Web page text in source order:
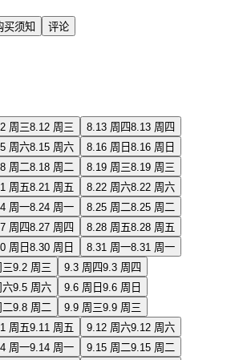
买须知 评论
周三8.12 周三 8.13 周四8.13 周四
周六8.15 周六 8.16 周日 8.16 周日
周二8.18 周二 8.19 周三8.19 周三
周五8.21 周五 8.22 周六8.22 周六
周一8.24 周一 8.25 周二8.25 周二
周四8.27 周四 8.28 周五8.28 周五
周日 8.30 周日 8.31 周一8.31 周一
9.2 周三 9.3 周四9.3 周四
六9.5 周六 9.6 周日 9.6 周日
9.8 周二 9.9 周三9.9 周三
周五9.11 周五 9.12 周六9.12 周六
周一9.14 周一 9.15 周二9.15 周二